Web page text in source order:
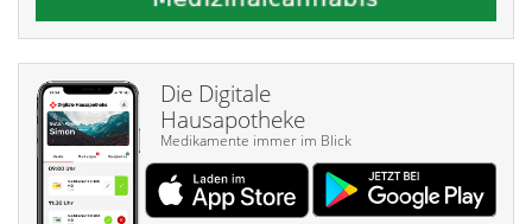
Die Digitale
Hausapotheke
Medikamente immer im Blick